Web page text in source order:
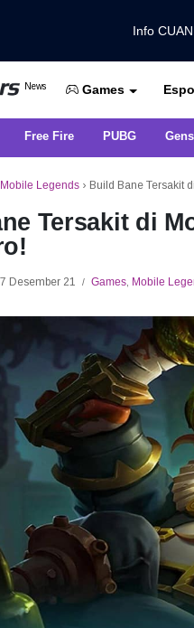
Info
VCGamers News
News
Dapatkan Berita Games Terbaru Hanya
Games
Free Fire PUBG
Mobile Legends › Build Bane Tersakit
Tersakit di
Desember 21 / Games, Mobile